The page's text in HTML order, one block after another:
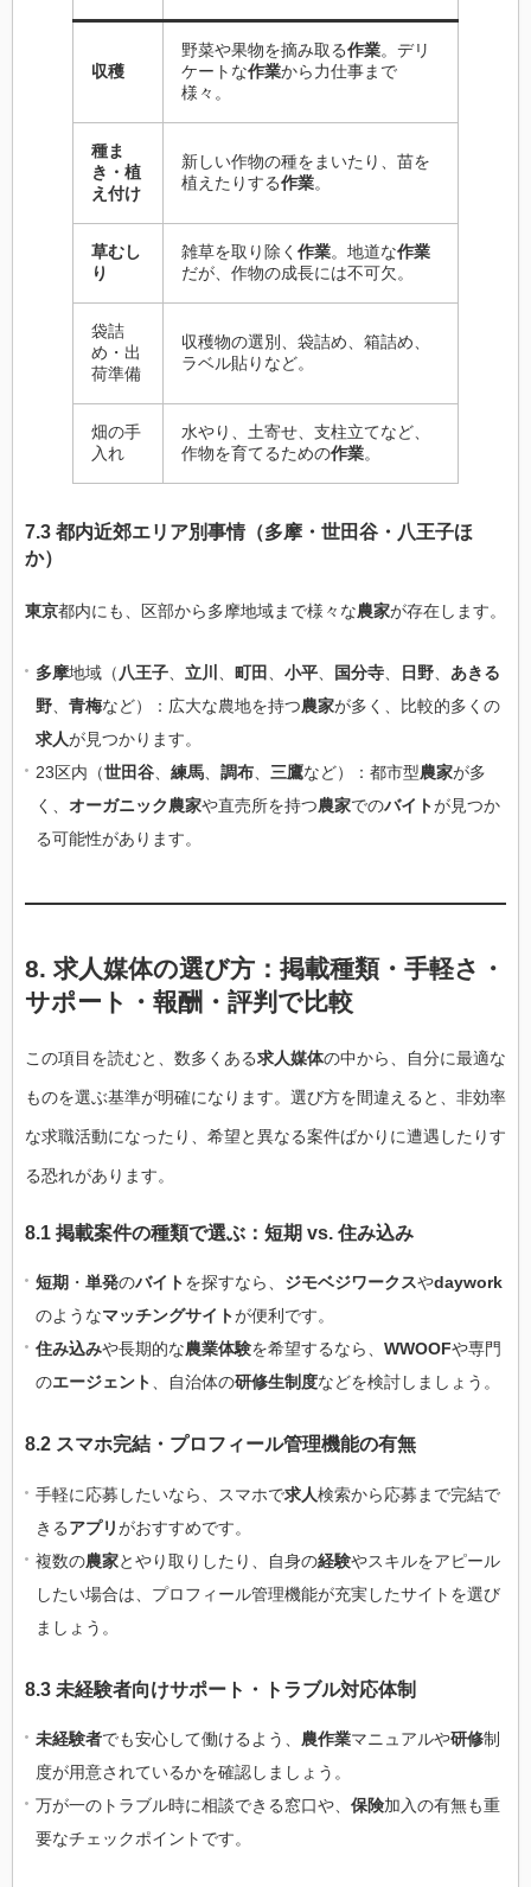
収穫
野菜や果物を摘み取る作業。デリ
ケートな作業から力仕事まで
様々。
種ま
き・植
え付け
新しい作物の種をまいたり、苗を
植えたりする作業。
草むし
り
雑草を取り除く 作業。地道な作業
だが、作物の成長には不可欠。
袋詰
め・出
荷準備
収穫物の選別、袋詰め、箱詰め、
ラベル貼りなど。
畑の手
入れ
水やり、土寄せ、支柱立てなど、
作物を育てるための作業。
7.3 都内近郊エリア別事情（多摩・世田谷・八王子ほ
か）
東京都内にも、区部から多摩地域まで様々な農家が存在します。
多摩地域（ 八王子 立川 町田 小平 国分寺 日野
あきる
野
青梅など）：広大な農地を持つ農家が多く、比較的多くの
求人が見つかります。
23区内（世田谷 練馬 調布 三鷹など）：都市型農家が多
く、 オーガニック農家や直売所を持つ農家でのバイトが見つか
る可能性があります。
8. 求人媒体の選び方：掲載種類・手軽さ・
サポート・報酬・評判で比較
この項目を読むと、数多くある求人媒体の中から、自分に最適な
ものを選ぶ基準が明確になります。選び方を間違えると、非効率
な求職活動になったり、希望と異なる案件ばかりに遭遇したりす
る恐れがあります。
8.1 掲載案件の種類で選ぶ：短期 vs. 住み込み
短期 ・ 単発のバイトを探すなら、 ジモベジワークスやdaywork
のようなマッチングサイトが便利です。
住み込みや長期的な農業体験を希望するなら、 WWOOFや専門
のエージェント、自治体の研修生制度などを検討しましょう。
8.2 スマホ完結・プロフィール管理機能の有無
手軽に応募したいなら、スマホで求人検索から応募まで完結で
きるアプリがおすすめです。
複数の農家とやり取りしたり、自身の経験やスキルをアピール
したい場合は、プロフィール管理機能が充実したサイトを選び
ましょう。
8.3 未経験者向けサポート・トラブル対応体制
未経験者でも安心して働けるよう、 農作業マニュアルや研修制
度が用意されているかを確認しましょう。
万が一のトラブル時に相談できる窓口や、 保険加入の有無も重
要なチェックポイントです。